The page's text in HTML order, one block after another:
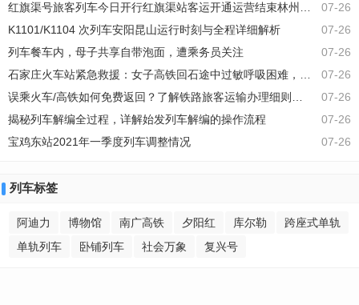
大饱口福。最近亮相的满汉全席列车，将美食
与美景完美融合，成为了当下旅行界的新宠
07-26
07-26
K1101/K1104 次列车安阳昆山运行时刻与全程详细解析
07-26
列车餐车内，母子共享自带泡面，遭乘务员关注
07-26
07-26
07-26
揭秘列车解编全过程，详解始发列车解编的操作流程
07-26
宝鸡东站2021年一季度列车调整情况
列车标签
阿迪力 博物馆 南广高铁 夕阳红 库尔勒
跨座式单轨
单轨列车
卧铺列车 社会万象 复兴号